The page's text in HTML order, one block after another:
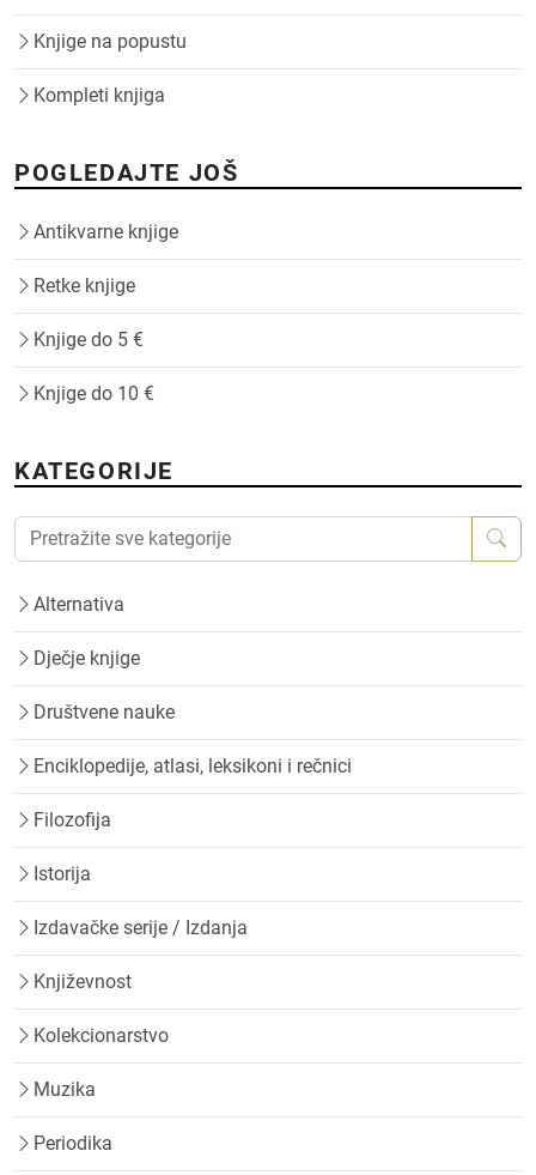
Knjige na popustu
Kompleti knjiga
POGLEDAJTE JOŠ
Antikvarne knjige
Retke knjige
Knjige do 5 €
Knjige do 10 €
KATEGORIJE
Alternativa
Dječje knjige
Društvene nauke
Enciklopedije, atlasi, leksikoni i rečnici
Filozofija
Istorija
Izdavačke serije / Izdanja
Književnost
Kolekcionarstvo
Muzika
Periodika